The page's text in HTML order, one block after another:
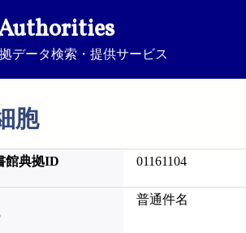
データ検索・提供サービス
胞
館典拠ID 01161104
普通件名